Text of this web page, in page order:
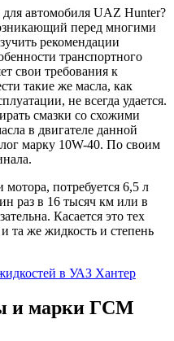
автомобиля UAZ Hunter?
перед многими
рекомендации
транспортного
свои требования к
такие же масла, как
не всегда удается.
смазки со схожими
в двигателе данной
марку 10W-40. По своим
потребуется 6,5 л
раз в 16 тысяч км или в
Касается это тех
та же жидкость и степень
и марки ГСМ